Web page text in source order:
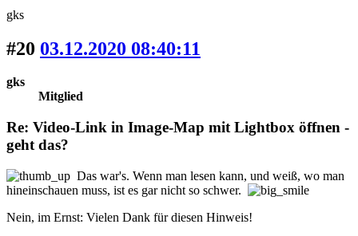
gks
#20 03.12.2020 08:40:11
gks
Mitglied
Re: Video-Link in Image-Map mit Lightbox öffnen -
geht das?
Das war's. Wenn man lesen kann, und weiß, wo man
hineinschauen muss, ist es gar nicht so schwer.
Nein, im Ernst: Vielen Dank für diesen Hinweis!